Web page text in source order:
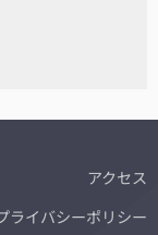
アクセス
ライバシーポリシー